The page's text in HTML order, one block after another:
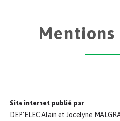
Mentions
Site internet publié par
DEP’ELEC Alain et Jocelyne